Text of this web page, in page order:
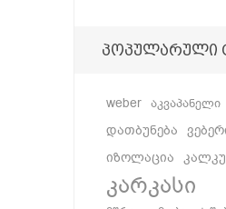
პოპულარული
weber აკვაპანელი
დათბუნება
იზოლაცია
კარკასი